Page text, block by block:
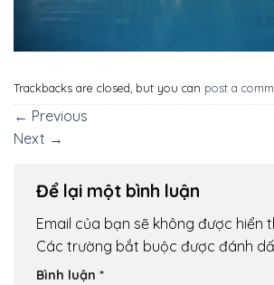
Trackbacks are closed, but you can post a
← Previous
Next →
Để lại một bình luận
Email của bạn sẽ không được hiển
Các trường bắt buộc được đánh
Bình luận *